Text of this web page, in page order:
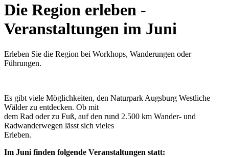
Die Region erleben -
Veranstaltungen im Juni
Erleben Sie die Region bei Workhops, Wanderungen oder
Führungen.
Es gibt viele Möglichkeiten, den Naturpark Augsburg Westliche
Wälder zu entdecken. Ob mit
dem Rad oder zu Fuß, auf den rund 2.500 km Wander- und
Radwanderwegen lässt sich vieles
Erleben.
Im Juni finden folgende Veranstaltungen statt: